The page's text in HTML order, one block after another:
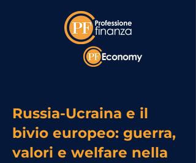
Russia-Ucraina e il
bivio europeo: guerra,
valori e welfare nella